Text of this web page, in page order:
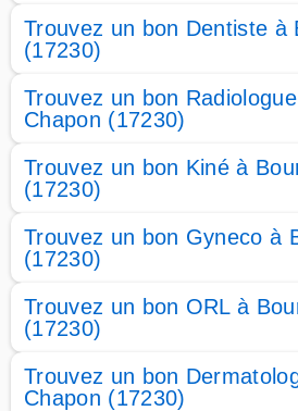
Trouvez un bon Dentiste à
(17230)
Trouvez un bon
Chapon (17230)
Trouvez un bon Kiné à
(17230)
Trouvez un bon Gyneco à
(17230)
Trouvez un bon ORL à
(17230)
Trouvez un bon
Chapon (17230)